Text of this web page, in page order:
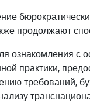
продолжают
ознакомления с
практики,
требований,